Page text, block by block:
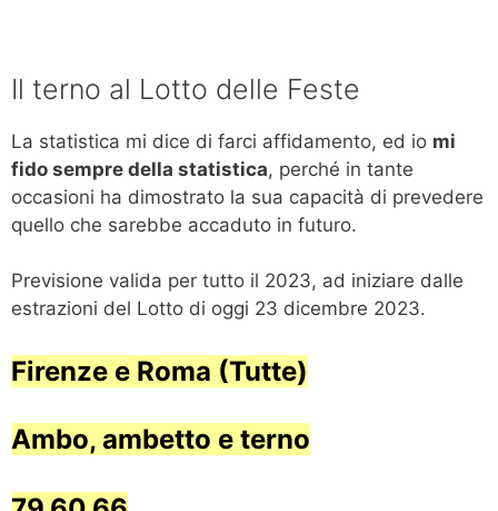
Il terno al Lotto delle Feste
La statistica mi dice di farci affidamento, ed io mi
fido sempre della statistica, perché in tante
occasioni ha dimostrato la sua capacità di prevedere
quello che sarebbe accaduto in futuro.
Previsione valida per tutto il 2023, ad iniziare dalle
estrazioni del Lotto di oggi 23 dicembre 2023.
Firenze e Roma (Tutte)
Ambo, ambetto e terno